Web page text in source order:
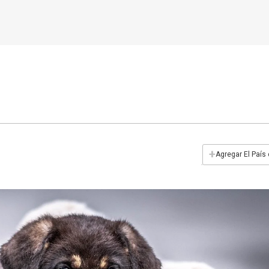
+Agregar El País